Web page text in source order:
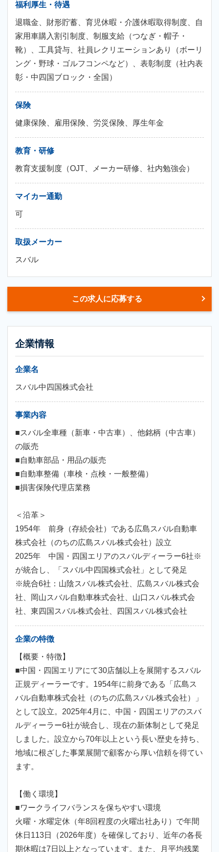
福利厚生・待遇
退職金、財形貯蓄、育児休暇・介護休暇取得制度、自
家用車購入割引制度、制服支給（つなぎ・帽子・
靴）、工具貸与、社員レクリエーションあり（ボーリ
ング・野球・ゴルフコンペなど）、表彰制度（社内表
彰・中四国ブロック・全国）
保険
健康保険、雇用保険、労災保険、厚生年金
教育・研修
教育支援制度（OJT、メーカー研修、社内勉強会）
マイカー通勤
可
取扱メーカー
スバル
この求人に応募する
企業情報
企業名
スバル中四国株式会社
事業内容
■スバル全車種（新車・中古車）、他銘柄（中古車）
の販売
■自動車部品・用品の販売
■自動車整備（車検・点検・一般整備）
■損害保険代理店業務
＜沿革＞
1954年 前身（存続会社）である広島スバル自動車
株式会社（のちの広島スバル株式会社）設立
2025年 中国・四国エリアのスバルディーラー6社※
が統合し、「スバル中四国株式会社」として発足
※統合6社：山陰スバル株式会社、広島スバル株式会
社、岡山スバル自動車株式会社、山口スバル株式会
社、東四国スバル株式会社、四国スバル株式会社
企業の特徴
【概要・特徴】
■中国・四国エリアにて30店舗以上を展開するスバル
正規ディーラーです。1954年に前身である「広島ス
バル自動車株式会社（のちの広島スバル株式会社）」
として設立。2025年4月に、中国・四国エリアのスバ
ルディーラー6社が統合し、現在の新体制として発足
しました。設立から70年以上という長い歴史を持ち、
地域に根ざした事業展開で顧客から厚い信頼を得てい
ます。
【働く環境】
■ワークライフバランスを保ちやすい環境
火曜・水曜定休（年8回程度の火曜出社あり）で年間
休日113日（2026年度）を確保しており、近年の各長
期休暇は7日以上となっています。また、月平均残業